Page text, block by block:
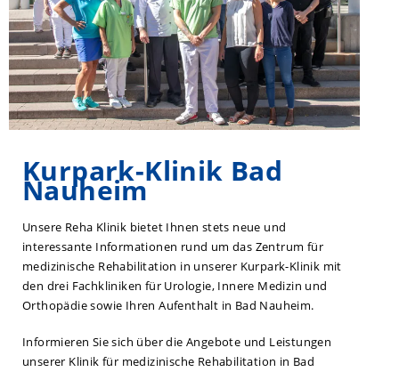
Kurpark-Klinik Bad
Nauheim
Unsere Reha Klinik bietet Ihnen stets neue und
interessante Informationen rund um das Zentrum für
medizinische Rehabilitation in unserer Kurpark-Klinik mit
den drei Fachkliniken für Urologie, Innere Medizin und
Orthopädie sowie Ihren Aufenthalt in Bad Nauheim.
Informieren Sie sich über die Angebote und Leistungen
unserer Klinik für medizinische Rehabilitation in Bad